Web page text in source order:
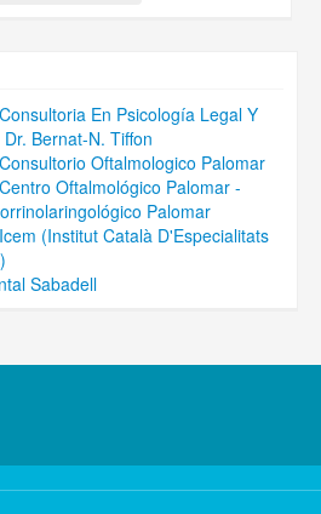
Consultoria En Psicología Legal Y
Bernat-N. Tiffon
Consultorio Oftalmologico Palomar
Centro Oftalmológico Palomar -
Palomar
Icem (Institut Català D'Especialitats
Sabadell